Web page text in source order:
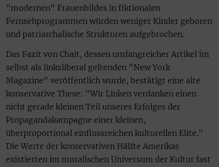
"modernen" Frauenbildes in fiktionalen
Fernsehprogrammen würden weniger Kinder geboren
und patriarchalische Strukturen aufgebrochen.
Das Fazit von Chait, dessen umfangreicher Artikel im
selbst als linksliberal geltenden "New York
Magazine" veröffentlich wurde, bestätigt eine alte
konservative These: "Wir Linken verdanken einen
nicht gerade kleinen Teil unseres Erfolges der
Propagandakampagne einer kleinen,
überproportional einflussreichen kulturellen Elite."
Die Werte der konservativen Hälfte Amerikas
existierten im moralischen Universum der Kultur fast